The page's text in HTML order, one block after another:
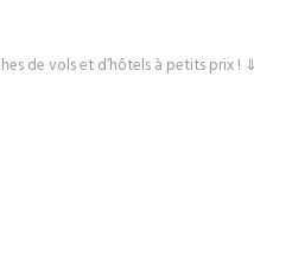
de vols et d’hôtels à petits prix ! ⇓